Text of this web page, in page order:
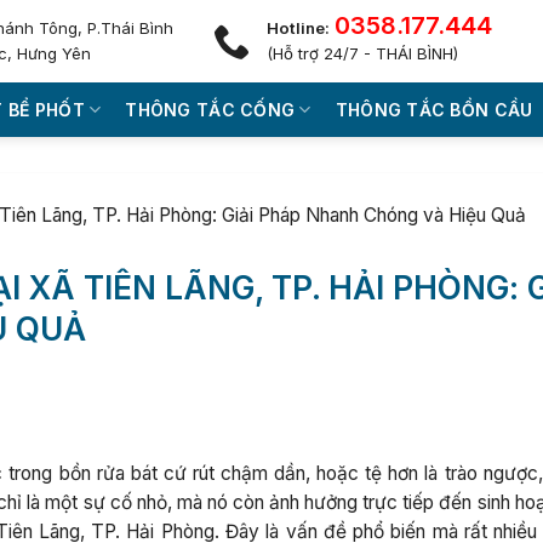
Tông, P.Thái Bình
Hưng Yên
Hotline: 0358.177.444
(Hỗ trợ 24/7 - THÁI BÌNH)
BỂ PHỐT THÔNG TẮC CỐNG THÔNG TẮC BỒN CẦU
Lãng, TP. Hải Phòng: Giải Pháp Nhanh Chóng và Hiệu Quả
XÃ TIÊN LÃNG, TP. HẢI PHÒNG:
QUẢ
bồn rửa bát cứ rút chậm dần, hoặc tệ hơn là trào
là một sự cố nhỏ, mà nó còn ảnh hưởng trực tiếp đến sinh
Lãng, TP. Hải Phòng. Đây là vấn đề phổ biến mà rất nhiều